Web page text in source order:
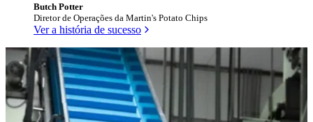
Butch Potter
Diretor de Operações da Martin's Potato Chips
Ver a história de sucesso